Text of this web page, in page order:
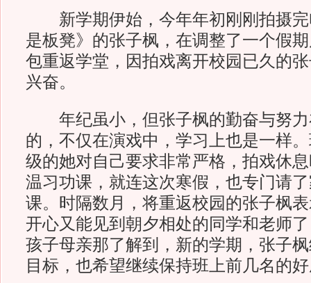
新学期伊始，今年年初刚刚拍摄完
是板凳》的张子枫，在调整了一个假
包重返学堂，因拍戏离开校园已久的
兴奋。
年纪虽小，但张子枫的勤奋与努力
的，不仅在演戏中，学习上也是一样
级的她对自己要求非常严格，拍戏休
温习功课，就连这次寒假，也专门请
课。时隔数月，将重返校园的张子枫
开心又能见到朝夕相处的同学和老师
孩子母亲那了解到，新的学期，张子
目标，也希望继续保持班上前几名的